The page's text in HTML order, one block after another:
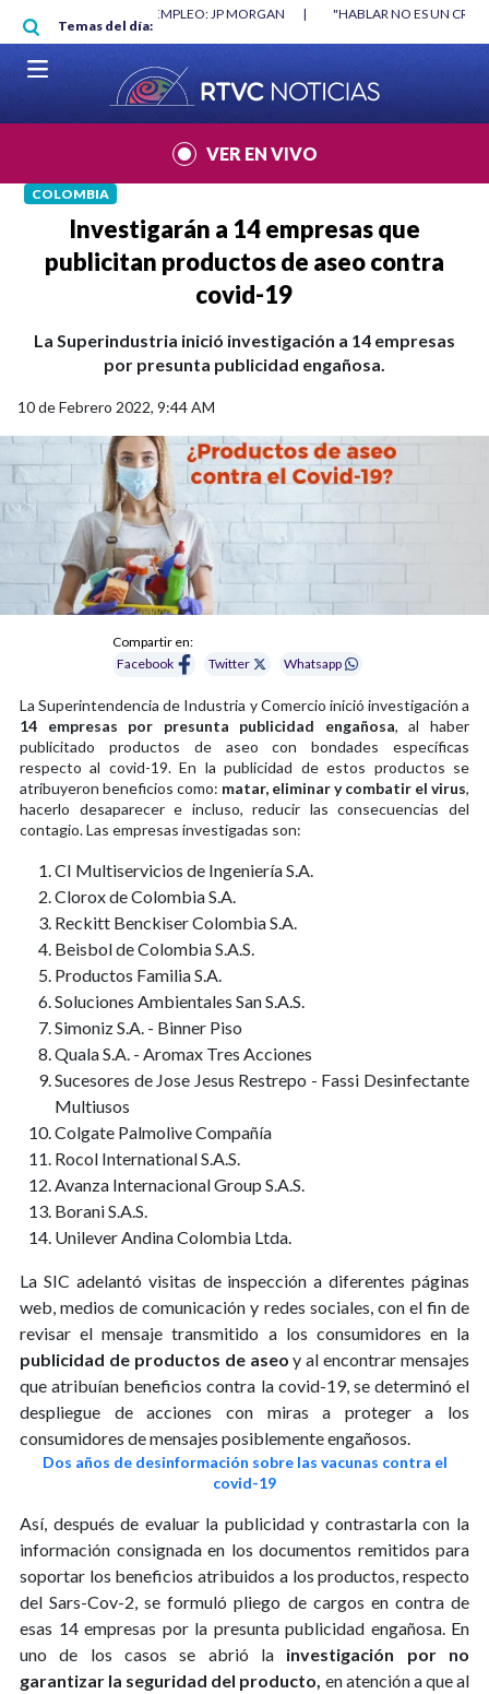
Pasar al contenido principal
Temas del día:
"HABLAR NO ES UN CRIMEN": CARTA DE BETO
VER EN VIVO
COLOMBIA
Investigarán a 14 empresas que
publicitan productos de aseo contra
covid-19
La Superindustria inició investigación a 14 empresas
por presunta publicidad engañosa.
10 de Febrero 2022, 9:44 AM
Compartir en:
Facebook
Twitter Whatsapp
La Superintendencia de Industria y Comercio inició investigación a
14 empresas por presunta publicidad engañosa, al haber
publicitado productos de aseo con bondades específicas
respecto al covid-19. En la publicidad de estos productos se
atribuyeron beneficios como: matar, eliminar y combatir el virus,
hacerlo desaparecer e incluso, reducir las consecuencias del
contagio. Las empresas investigadas son:
CI Multiservicios de Ingeniería S.A.
Clorox de Colombia S.A.
Reckitt Benckiser Colombia S.A.
Beisbol de Colombia S.A.S.
Productos Familia S.A.
Soluciones Ambientales San S.A.S.
Simoniz S.A. - Binner Piso
Quala S.A. - Aromax Tres Acciones
Sucesores de Jose Jesus Restrepo - Fassi Desinfectante
Multiusos
Colgate Palmolive Compañía
Rocol International S.A.S.
Avanza Internacional Group S.A.S.
Borani S.A.S.
Unilever Andina Colombia Ltda.
La SIC adelantó visitas de inspección a diferentes páginas
web, medios de comunicación y redes sociales, con el fin de
revisar el mensaje transmitido a los consumidores en la
publicidad de productos de aseo y al encontrar mensajes
que atribuían beneficios contra la covid-19, se determinó el
despliegue de acciones con miras a proteger a los
consumidores de mensajes posiblemente engañosos.
Dos años de desinformación sobre las vacunas contra el
covid-19
Así, después de evaluar la publicidad y contrastarla con la
información consignada en los documentos remitidos para
soportar los beneficios atribuidos a los productos, respecto
del Sars-Cov-2, se formuló pliego de cargos en contra de
esas 14 empresas por la presunta publicidad engañosa. En
uno de los casos se abrió la investigación por no
garantizar la seguridad del producto, en atención a que al